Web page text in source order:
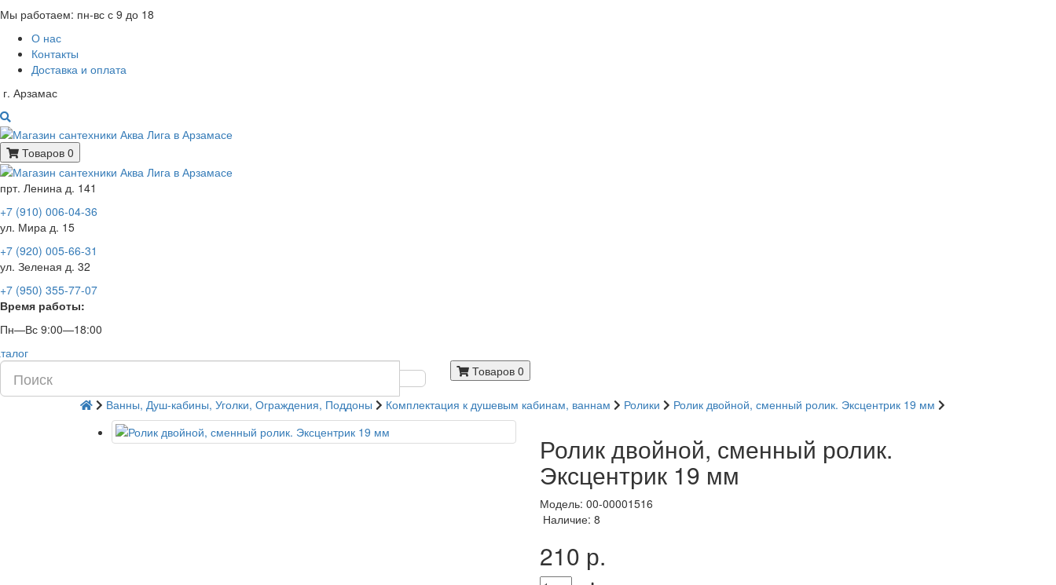
Мы работаем: пн-вс с 9 до 18
О нас
Контакты
Доставка и оплата
г. Арзамас
Товаров 0
прт. Ленина д. 141
+7 (910) 006-04-36
ул. Мира д. 15
+7 (920) 005-66-31
ул. Зеленая д. 32
+7 (950) 355-77-07
Время работы:
Пн—Вс 9:00—18:00
Товаров 0
Ванны, Душ-кабины, Уголки, Ограждения, Поддоны Комплектация к душевым кабинам, ваннам Ролики Ролик двойной, сменный ролик. Эксцентрик 19 мм
Ролик двойной, сменный ролик.
Эксцентрик 19 мм
Модель: 00-00001516
Наличие: 8
210 р.